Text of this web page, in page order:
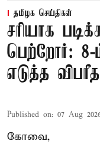
தமிழக செய்திகள்
சரியாக
பெற்றோர்:
எடுத்த விபரீத
Published on: 07 Aug
கோவை,